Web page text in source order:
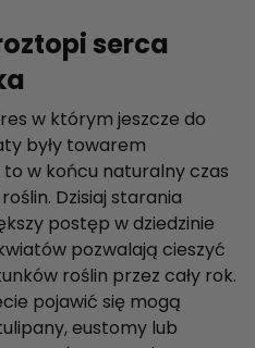
serca
w którym jeszcze do
były towarem
w końcu naturalny czas
Dzisiaj starania
postęp w dziedzinie
pozwalają cieszyć
roślin przez cały rok.
pojawić się mogą
eustomy lub